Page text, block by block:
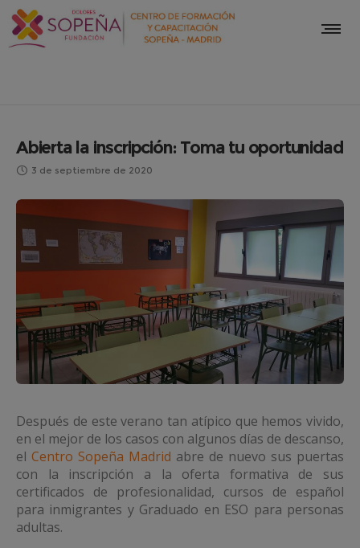
Abierta la inscripción: Toma tu oportunidad
3 de septiembre de 2020
Después de este verano tan atípico que hemos vivido,
en el mejor de los casos con algunos días de descanso,
el Centro Sopeña Madrid abre de nuevo sus puertas
con la inscripción a la oferta formativa de sus
certificados de profesionalidad, cursos de español
para inmigrantes y Graduado en ESO para personas
adultas.